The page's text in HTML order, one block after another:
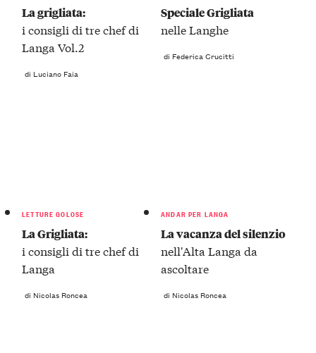
La grigliata:
i consigli di tre chef di
Langa Vol.2
di Luciano Faia
Speciale Grigliata
nelle Langhe
di Federica Crucitti
LETTURE GOLOSE
La Grigliata:
i consigli di tre chef di
Langa
di Nicolas Roncea
ANDAR PER LANGA
La vacanza del silenzio
nell'Alta Langa da
ascoltare
di Nicolas Roncea